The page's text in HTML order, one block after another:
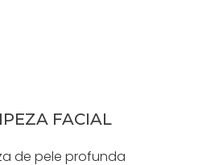
FACIAL
de pele profunda